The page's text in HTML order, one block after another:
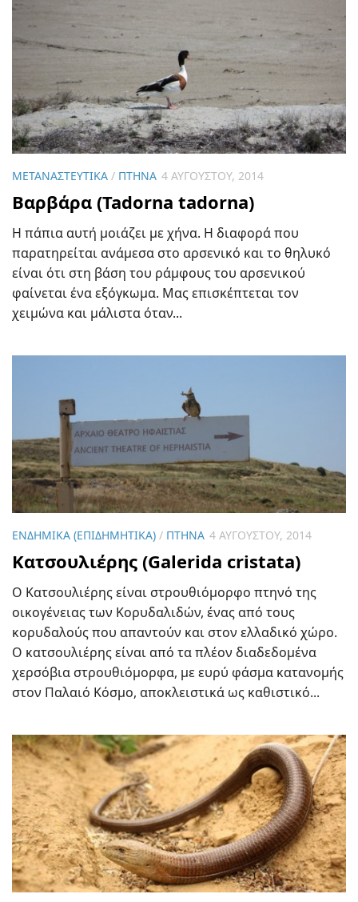
ΜΕΤΑΝΑΣΤΕΥΤΙΚΆ / ΠΤΗΝΆ 4 ΑΥΓΟΎΣΤΟΥ, 2014
Βαρβάρα (Tadorna tadorna)
Η πάπια αυτή μοιάζει με χήνα. Η διαφορά που
παρατηρείται ανάμεσα στο αρσενικό και το θηλυκό
είναι ότι στη βάση του ράμφους του αρσενικού
φαίνεται ένα εξόγκωμα. Μας επισκέπτεται τον
χειμώνα και μάλιστα όταν...
ΕΝΔΗΜΙΚΆ (ΕΠΙΔΗΜΗΤΙΚΆ) / ΠΤΗΝΆ 4 ΑΥΓΟΎΣΤΟΥ, 2014
Κατσουλιέρης (Galerida cristata)
Ο Κατσουλιέρης είναι στρουθιόμορφο πτηνό της
οικογένειας των Κορυδαλιδών, ένας από τους
κορυδαλούς που απαντούν και στον ελλαδικό χώρο.
Ο κατσουλιέρης είναι από τα πλέον διαδεδομένα
χερσόβια στρουθιόμορφα, με ευρύ φάσμα κατανομής
στον Παλαιό Κόσμο, αποκλειστικά ως καθιστικό...